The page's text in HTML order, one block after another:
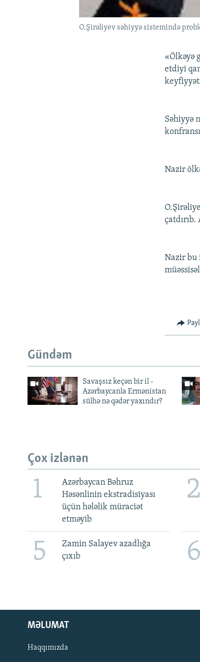
O.Şirəliyev səhiyyə sistemində
«Ölkəyə
etdiyi
Səhiyyə
Nazir
Nazir bu
Gündəm
Savaşsız keçən bir il -
Azərbaycanla Ermənistan
sülhə nə qədər yaxındır?
Çox izlənən
1
Azərbaycan Bəhruz
Həsənlinin ekstradisiyası
üçün hələlik müraciət
etməyib
2
5
Zamin Salayev azadlığa
çıxıb
6
MƏLUMAT
Haqqımızda